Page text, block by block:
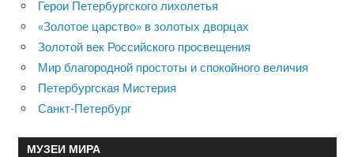
Герои Петербургского лихолетья
«Золотое царство» в золотых дворцах
Золотой век Российского просвещения
Мир благородной простоты и спокойного величия
Петербургская Мистерия
Санкт-Петербург
МУЗЕИ МИРА